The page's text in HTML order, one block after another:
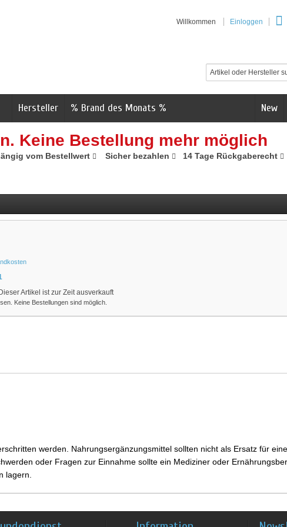
Willkommen Einloggen
New
Hersteller % Brand des Monats %
Keine Bestellung mehr möglich
vom Bestellwert Sicher bezahlen 14 Tage Rückgaberecht
Dieser Artikel ist zur Zeit ausverkauft
Keine Bestellungen sind möglich.
werden. Nahrungsergänzungsmittel sollten nicht als Ersatz für
oder Fragen zur Einnahme sollte ein Mediziner oder
lagern.